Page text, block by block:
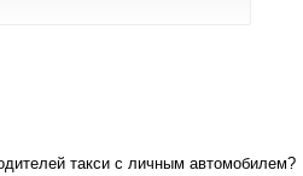
такси с личным автомобилем?